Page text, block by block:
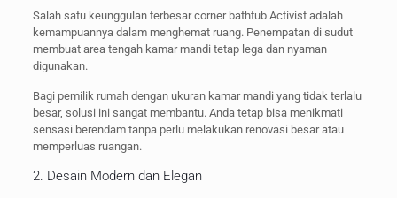
Salah satu keunggulan terbesar corner bathtub Activist adalah
kemampuannya dalam menghemat ruang. Penempatan di sudut
membuat area tengah kamar mandi tetap lega dan nyaman
digunakan.
Bagi pemilik rumah dengan ukuran kamar mandi yang tidak terlalu
besar, solusi ini sangat membantu. Anda tetap bisa menikmati
sensasi berendam tanpa perlu melakukan renovasi besar atau
memperluas ruangan.
2. Desain Modern dan Elegan